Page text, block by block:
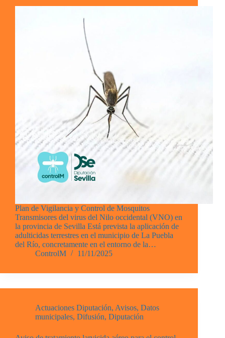
Plan de Vigilancia y Control de Mosquitos
Transmisores del virus del Nilo occidental (VNO) en
la provincia de Sevilla Está prevista la aplicación de
adulticidas terrestres en el municipio de La Puebla
del Río, concretamente en el entorno de la…
ControlM
11/11/2025
Actuaciones Diputación, Avisos, Datos
municipales, Difusión, Diputación